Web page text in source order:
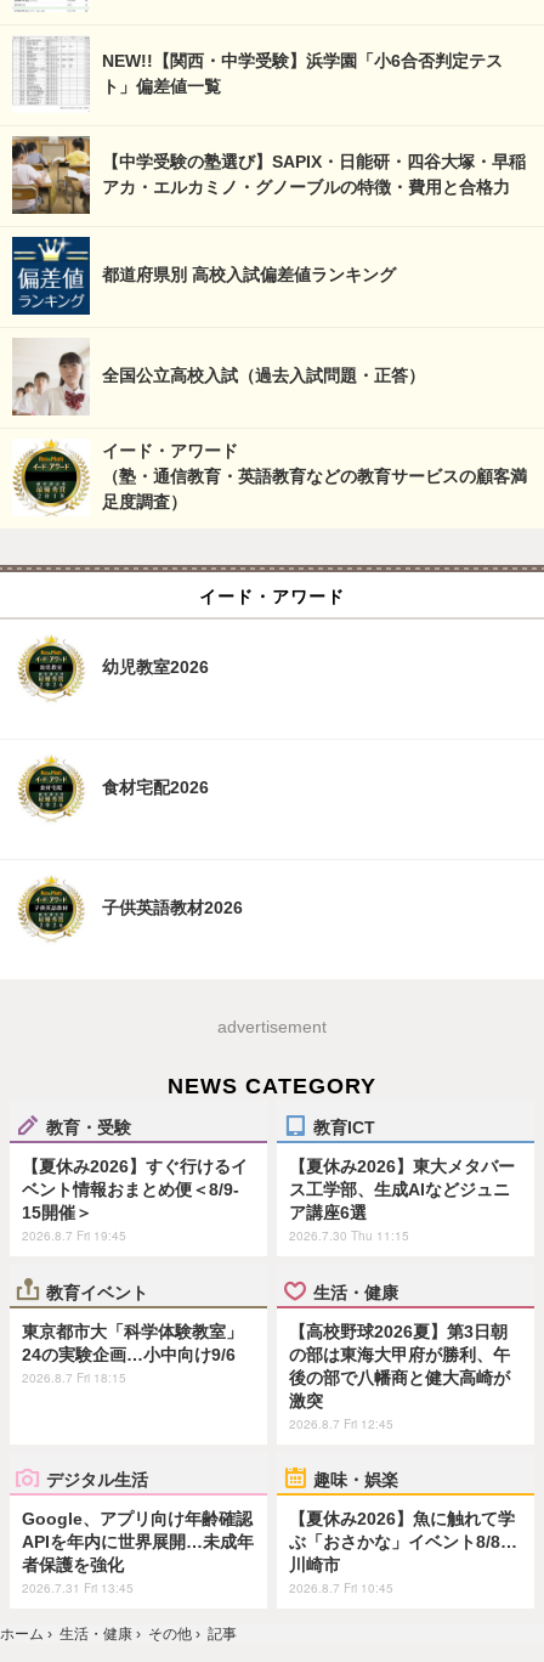
NEW!!【関西・中学受験】浜学園「小6合否判定テス
ト」偏差値一覧
【中学受験の塾選び】SAPIX・日能研・四谷大塚・早稲
アカ・エルカミノ・グノーブルの特徴・費用と合格力
都道府県別 高校入試偏差値ランキング
全国公立高校入試（過去入試問題・正答）
イード・アワード
（塾・通信教育・英語教育などの教育サービスの顧客満
足度調査）
イード・アワード
幼児教室2026
食材宅配2026
子供英語教材2026
advertisement
NEWS CATEGORY
教育・受験
【夏休み2026】すぐ行けるイ
ベント情報おまとめ便＜8/9-
15開催＞
2026.8.7 Fri 19:45
教育ICT
【夏休み2026】東大メタバー
ス工学部、生成AIなどジュニ
ア講座6選
2026.7.30 Thu 11:15
教育イベント
東京都市大「科学体験教室」
24の実験企画…小中向け9/6
2026.8.7 Fri 18:15
生活・健康
【高校野球2026夏】第3日朝
の部は東海大甲府が勝利、午
後の部で八幡商と健大高崎が
激突
2026.8.7 Fri 12:45
デジタル生活
Google、アプリ向け年齢確認
APIを年内に世界展開…未成年
者保護を強化
2026.7.31 Fri 13:45
趣味・娯楽
【夏休み2026】魚に触れて学
ぶ「おさかな」イベント8/8…
川崎市
2026.8.7 Fri 10:45
ホーム › 生活・健康 › その他 › 記事